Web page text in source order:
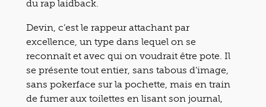
du rap laidback.
Devin, c’est le rappeur attachant par
excellence, un type dans lequel on se
reconnaît et avec qui on voudrait être pote. Il
se présente tout entier, sans tabous d’image,
sans pokerface sur la pochette, mais en train
de fumer aux toilettes en lisant son journal,